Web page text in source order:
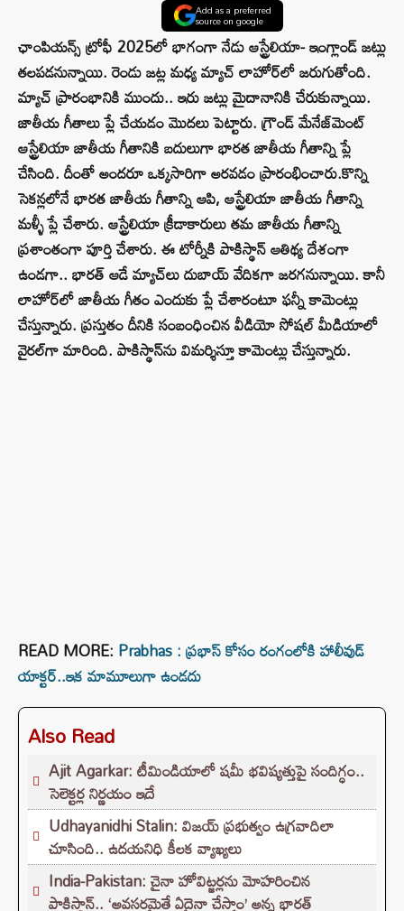
Add as a preferred
source on google
ఛాంపియన్స్ ట్రోఫీ 2025లో భాగంగా నేడు ఆస్ట్రేలియా- ఇంగ్లాండ్ జట్లు
తలపడనున్నాయి. రెండు జట్ల మధ్య మ్యాచ్ లాహోర్‌లో జరుగుతోంది.
మ్యాచ్ ప్రారంభానికి ముందు.. ఇరు జట్లు మైదానానికి చేరుకున్నాయి.
జాతీయ గీతాలు ప్లే చేయడం మొదలు పెట్టారు. గ్రౌండ్ మేనేజ్‌మెంట్
ఆస్ట్రేలియా జాతీయ గీతానికి బదులుగా భారత జాతీయ గీతాన్ని ప్లే
చేసింది. దీంతో అందరూ ఒక్కసారిగా అరవడం ప్రారంభించారు.కొన్ని
సెకన్లలోనే భారత జాతీయ గీతాన్ని ఆపి, ఆస్ట్రేలియా జాతీయ గీతాన్ని
మళ్ళీ ప్లే చేశారు. ఆస్ట్రేలియా క్రీడాకారులు తమ జాతీయ గీతాన్ని
ప్రశాంతంగా పూర్తి చేశారు. ఈ టోర్నీకి పాకిస్థాన్‌ ఆతిథ్య దేశంగా
ఉండగా.. భారత్‌ ఆడే మ్యాచ్‌లు దుబాయ్‌ వేదికగా జరగనున్నాయి. కానీ
లాహోర్‌లో జాతీయ గీతం ఎందుకు ప్లే చేశారంటూ ఫన్నీ కామెంట్లు
చేస్తున్నారు. ప్రస్తుతం దీనికి సంబంధించిన వీడియో సోషల్ మీడియాలో
వైరల్‌గా మారింది. పాకిస్థాన్‌ను విమర్శిస్తూ కామెంట్లు చేస్తున్నారు.
READ MORE: Prabhas : ప్రభాస్ కోసం రంగంలోకి హాలీవుడ్
యాక్టర్..ఇక మామూలుగా ఉండదు
Also Read
Ajit Agarkar: టీమిండియాలో షమీ భవిష్యత్తుపై సందిగ్ధం..
సెలెక్టర్ల నిర్ణయం ఇదే
Udhayanidhi Stalin: విజయ్ ప్రభుత్వం ఉగ్రవాదిలా
చూసింది.. ఉదయనిధి కీలక వ్యాఖ్యలు
India-Pakistan: చైనా హోవిట్జర్లను మోహరించిన
పాకిస్థాన్.. ‘అవసరమైతే ఏదైనా చేస్తాం’ అన్న భారత్